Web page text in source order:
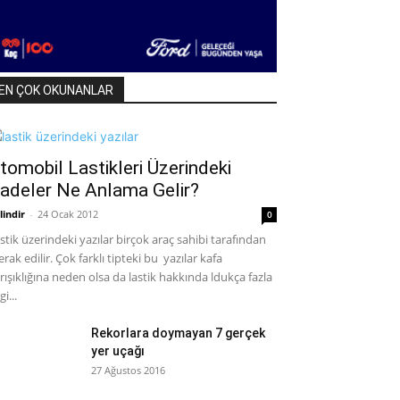
EN ÇOK OKUNANLAR
Lastikleri Üzerindeki
Ne Anlama Gelir?
- 24 Ocak 2012 0
üzerindeki yazılar birçok araç sahibi tarafından
edilir. Çok farklı tipteki bu yazılar kafa
neden olsa da lastik hakkında ldukça fazla
Rekorlara doymayan 7 gerçek
yer uçağı
27 Ağustos 2016